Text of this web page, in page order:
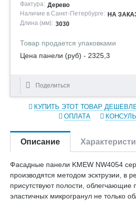
Фактура: Дерево
Наличие в Санкт-Петербурге: НА
Длина (мм): 3030
Товар продается упаковками
Цена панели (руб) - 2325,3
Поделиться
КУПИТЬ ЭТОТ ТОВАР
ОПЛАТА
Описание
Фасадные панели KMEW NW4054
производятся методом эсктрузии, в
присутствуют полости,
эластичных микрогранул не только